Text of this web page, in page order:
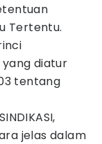
Tertentu.
diatur
tentang
jelas dalam